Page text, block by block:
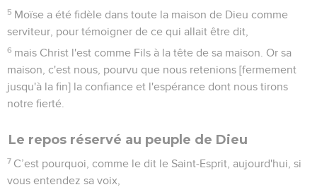
5 Moïse a été fidèle dans toute la maison de Dieu comme
serviteur, pour témoigner de ce qui allait être dit,
6 mais Christ l'est comme Fils à la tête de sa maison. Or sa
maison, c'est nous, pourvu que nous retenions [fermement
jusqu'à la fin] la confiance et l'espérance dont nous tirons
notre fierté.
Le repos réservé au peuple de Dieu
7 C’est pourquoi, comme le dit le Saint-Esprit, aujourd'hui, si
vous entendez sa voix,